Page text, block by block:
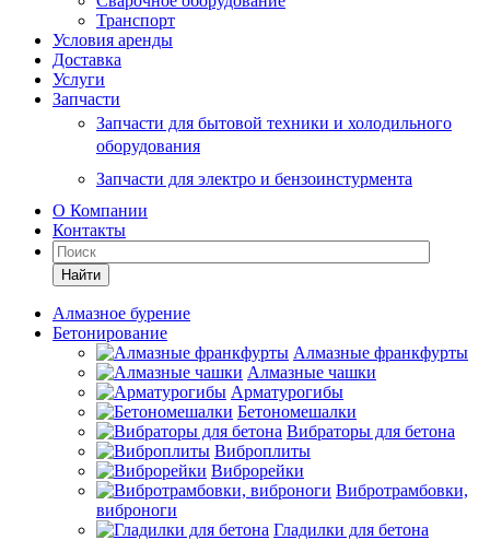
Транспорт
Условия аренды
Доставка
Услуги
Запчасти
Запчасти для бытовой техники и холодильного
оборудования
Запчасти для электро и бензоинстурмента
О Компании
Контакты
Найти
Алмазное бурение
Бетонирование
Алмазные франкфурты
Алмазные чашки
Арматурогибы
Бетономешалки
Вибраторы для бетона
Виброплиты
Виброрейки
Вибротрамбовки,
виброноги
Гладилки для бетона